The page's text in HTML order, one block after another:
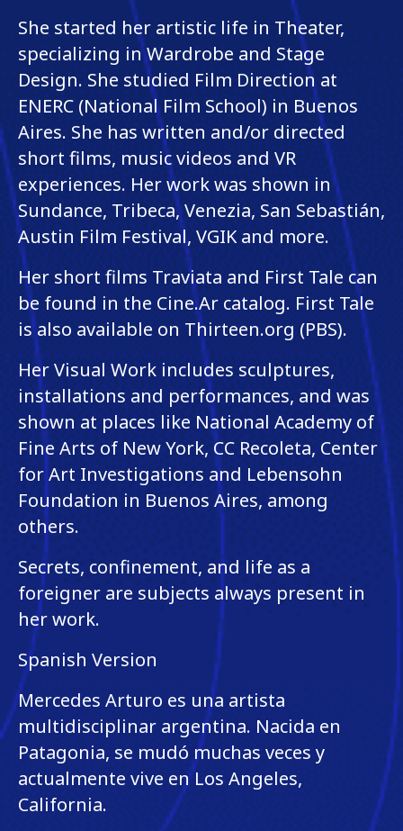
She started her artistic life in Theater,
specializing in Wardrobe and Stage
Design. She studied Film Direction at
ENERC (National Film School) in Buenos
Aires. She has written and/or directed
short films, music videos and VR
experiences. Her work was shown in
Sundance, Tribeca, Venezia, San Sebastián,
Austin Film Festival, VGIK and more.
Her short films Traviata and First Tale can
be found in the Cine.Ar catalog. First Tale
is also available on Thirteen.org (PBS).
Her Visual Work includes sculptures,
installations and performances, and was
shown at places like National Academy of
Fine Arts of New York, CC Recoleta, Center
for Art Investigations and Lebensohn
Foundation in Buenos Aires, among
others.
Secrets, confinement, and life as a
foreigner are subjects always present in
her work.
Spanish Version
Mercedes Arturo es una artista
multidisciplinar argentina. Nacida en
Patagonia, se mudó muchas veces y
actualmente vive en Los Angeles,
California.